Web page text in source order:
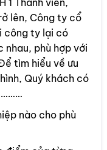
1 Thành viên,
lên, Công ty cổ
công ty lại có
nhau, phù hợp với
tìm hiểu về ưu
Quý khách có
nào cho phù